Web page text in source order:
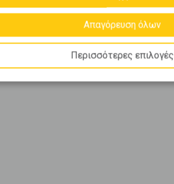
Απαγόρευση όλων
Περισσότερες επιλογές